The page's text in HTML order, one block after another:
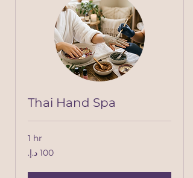
Thai Hand Spa
1 hr
100
درهم